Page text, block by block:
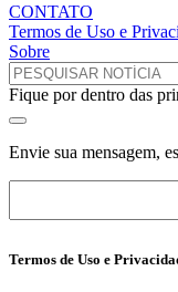
CONTATO
Termos de Uso e
Sobre
Fique por dentro das
Envie sua mensagem,
Termos de Uso e